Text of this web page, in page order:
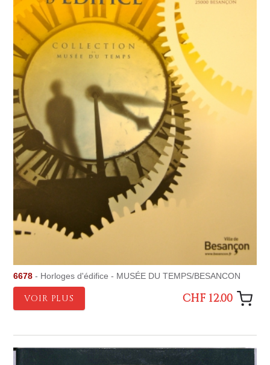
6678 - Horloges d'édifice - MUSÉE DU TEMPS/BESANCON
VOIR PLUS CHF 12.00